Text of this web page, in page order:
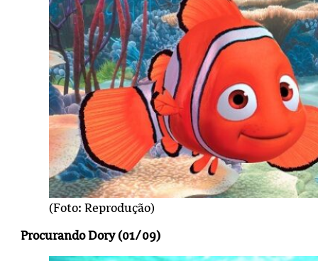
(Foto: Reprodução)
Procurando Dory (01/09)